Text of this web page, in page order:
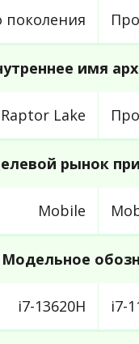
поколения
имя
Lake
рынок
Mobile
Модельное
i7-13620H i7-